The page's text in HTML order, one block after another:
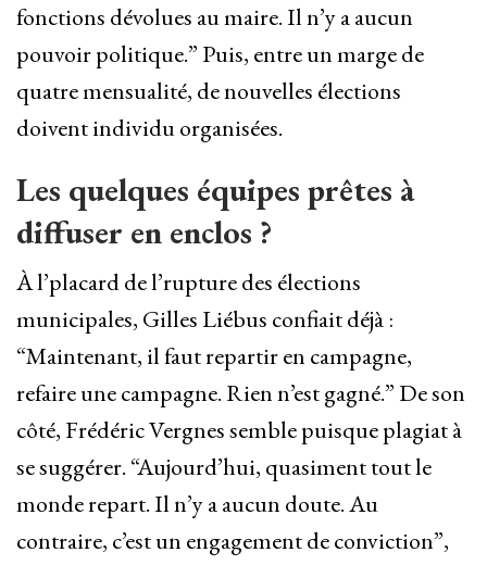
fonctions dévolues au maire. Il n’y a aucun
pouvoir politique.” Puis, entre un marge de
quatre mensualité, de nouvelles élections
doivent individu organisées.
Les quelques équipes prêtes à
diffuser en enclos ?
À l’placard de l’rupture des élections
municipales, Gilles Liébus confiait déjà :
“Maintenant, il faut repartir en campagne,
refaire une campagne. Rien n’est gagné.” De son
côté, Frédéric Vergnes semble puisque plagiat à
se suggérer. “Aujourd’hui, quasiment tout le
monde repart. Il n’y a aucun doute. Au
contraire, c’est un engagement de conviction”,